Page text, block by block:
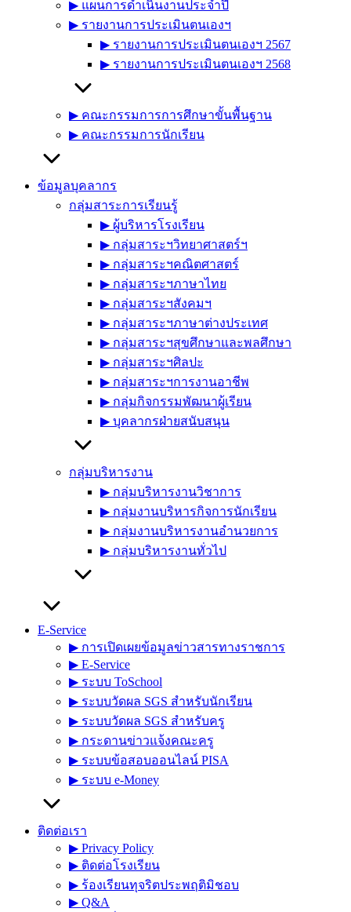
▶︎ แผนการดำเนินงานประจำปี
▶︎ รายงานการประเมินตนเองฯ
▶︎ รายงานการประเมินตนเองฯ 2567
▶︎ รายงานการประเมินตนเองฯ 2568
▶︎ คณะกรรมการการศึกษาขั้นพื้นฐาน
▶︎ คณะกรรมการนักเรียน
ข้อมูลบุคลากร
กลุ่มสาระการเรียนรู้
▶︎ ผู้บริหารโรงเรียน
▶︎ กลุ่มสาระฯวิทยาศาสตร์ฯ
▶︎ กลุ่มสาระฯคณิตศาสตร์
▶︎ กลุ่มสาระฯภาษาไทย
▶︎ กลุ่มสาระฯสังคมฯ
▶︎ กลุ่มสาระฯภาษาต่างประเทศ
▶︎ กลุ่มสาระฯสุขศึกษาและพลศึกษา
▶︎ กลุ่มสาระฯศิลปะ
▶︎ กลุ่มสาระฯการงานอาชีพ
▶︎ กลุ่มกิจกรรมพัฒนาผู้เรียน
▶︎ บุคลากรฝ่ายสนับสนุน
กลุ่มบริหารงาน
▶︎ กลุ่มบริหารงานวิชาการ
▶︎ กลุ่มงานบริหารกิจการนักเรียน
▶︎ กลุ่มงานบริหารงานอำนวยการ
▶︎ กลุ่มบริหารงานทั่วไป
E-Service
▶︎ การเปิดเผยข้อมูลข่าวสารทางราชการ
▶︎ E-Service
▶︎ ระบบ ToSchool
▶︎ ระบบวัดผล SGS สำหรับนักเรียน
▶︎ ระบบวัดผล SGS สำหรับครู
▶︎ กระดานข่าวแจ้งคณะครู
▶︎ ระบบข้อสอบออนไลน์ PISA
▶︎ ระบบ e-Money
ติดต่อเรา
▶︎ Privacy Policy
▶︎ ติดต่อโรงเรียน
▶︎ ร้องเรียนทุจริตประพฤติมิชอบ
▶︎ Q&A